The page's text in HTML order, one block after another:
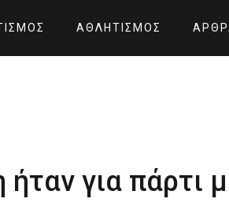
ΑΘΛΗΤΙΣΜΌΣ
για πάρτι